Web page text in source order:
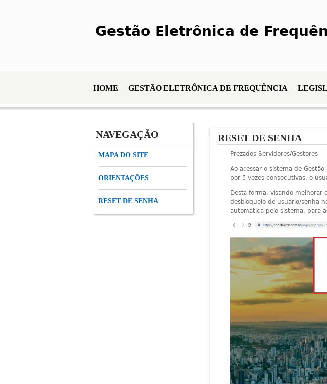
Gestão Eletrônica de
RESET DE SENHA
Prezados Servidores/Gestores
Ao acessar o sistema de
por 5 vezes consecutivas, o
Desta forma, visando melhorar
desbloqueio de usuário/senha
automática pelo sistema, para
HOME GESTÃO ELETRÔNICA DE FREQUÊNCIA
NAVEGAÇÃO
MAPA DO SITE
ORIENTAÇÕES
RESET DE SENHA